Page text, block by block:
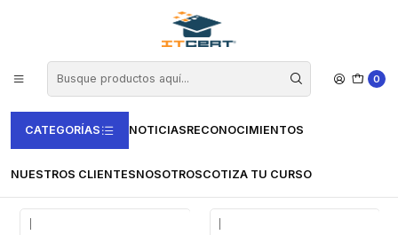
0
CATEGORÍAS NOTICIASRECONOCIMIENTOS
NUESTROS CLIENTESNOSOTROSCOTIZA TU CURSO
Certificación en España
Certificación de competencias (CertiUni)
Cursos de Administración Y Gestión
Cursos de Administración Y Gestión
FILTROS